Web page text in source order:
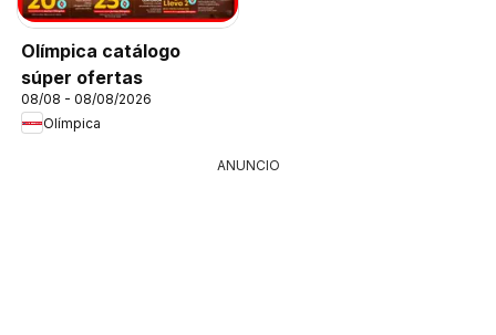
Olímpica catálogo
súper ofertas
08/08 - 08/08/2026
Olímpica
ANUNCIO